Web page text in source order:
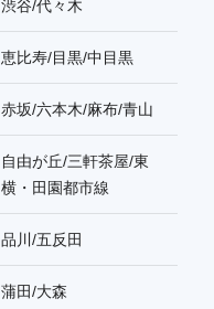
渋谷/代々木
恵比寿/目黒/中目黒
赤坂/六本木/麻布/青山
自由が丘/三軒茶屋/東
横・田園都市線
品川/五反田
蒲田/大森